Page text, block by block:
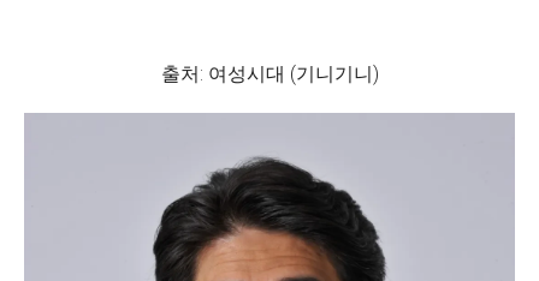
출처: 여성시대 (기니기니)